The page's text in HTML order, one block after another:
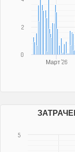
Март '26
0
2
5